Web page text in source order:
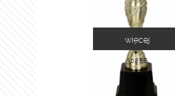
3086B
więcej